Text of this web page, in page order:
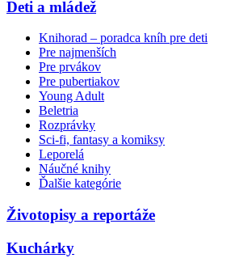
Deti a mládež
Knihorad – poradca kníh pre deti
Pre najmenších
Pre prvákov
Pre pubertiakov
Young Adult
Beletria
Rozprávky
Sci-fi, fantasy a komiksy
Leporelá
Náučné knihy
Ďalšie kategórie
Životopisy a reportáže
Kuchárky